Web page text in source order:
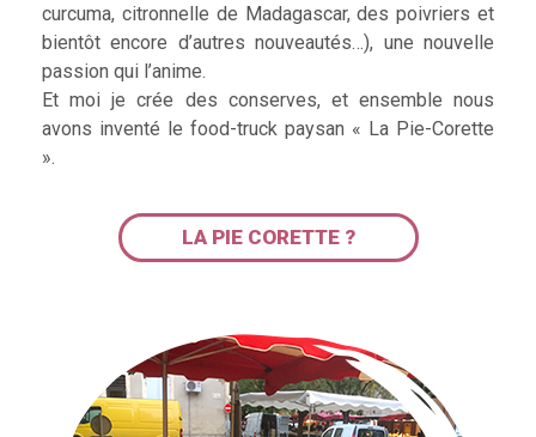
curcuma, citronnelle de Madagascar, des poivriers et
bientôt encore d’autres nouveautés…), une nouvelle
passion qui l’anime.
Et moi je crée des conserves, et ensemble nous
avons inventé le food-truck paysan « La Pie-Corette
».
LA PIE CORETTE ?